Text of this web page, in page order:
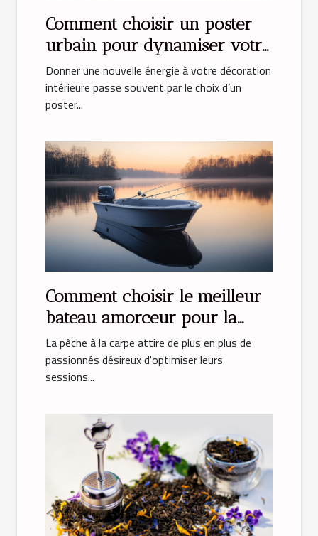
Comment choisir un poster
urbain pour dynamiser votre
déco ?
Donner une nouvelle énergie à votre décoration
intérieure passe souvent par le choix d’un
poster...
Comment choisir le meilleur
bateau amorceur pour la
pêche à la carpe
La pêche à la carpe attire de plus en plus de
passionnés désireux d'optimiser leurs
sessions...